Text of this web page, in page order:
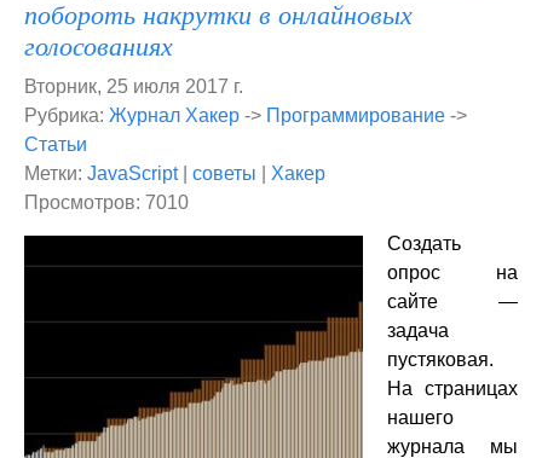
побороть накрутки в онлайновых
голосованиях
Вторник, 25 июля 2017 г.
Рубрика: Журнал Хакер -> Программирование ->
Статьи
Метки: JavaScript| советы
Хакер
Просмотров: 7010
Создaть
опрос на
сайте —
задача
пустяковая.
На страницах
нашего
журнала мы